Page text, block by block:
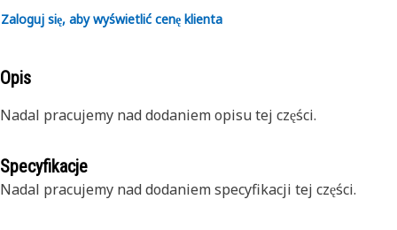
Zaloguj się, aby wyświetlić cenę klienta
Opis
Nadal pracujemy nad dodaniem opisu tej części.
Specyfikacje
Nadal pracujemy nad dodaniem specyfikacji tej części.